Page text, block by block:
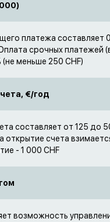
платежа составляет
срочных платежей
меньше 250 CHF)
€/год
составляет от 125 до
открытие счета
- 1 000 CHF
возможность